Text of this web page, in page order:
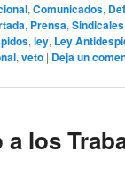
,Comunicados,
, Prensa,Sindicales
,ley, Ley
,veto | Deja un
los